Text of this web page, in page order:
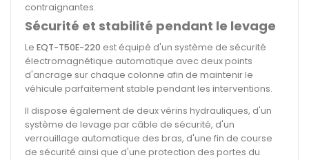
contraignantes.
Sécurité et stabilité pendant le levage
Le EQT-T50E-220 est équipé d'un système de sécurité
électromagnétique automatique avec deux points
d'ancrage sur chaque colonne afin de maintenir le
véhicule parfaitement stable pendant les interventions.
Il dispose également de deux vérins hydrauliques, d'un
système de levage par câble de sécurité, d'un
verrouillage automatique des bras, d'une fin de course
de sécurité ainsi que d'une protection des portes du